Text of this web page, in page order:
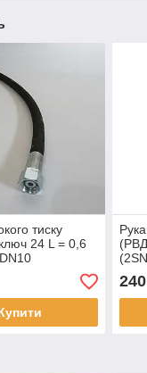
тиску
24 L = 0,6
240